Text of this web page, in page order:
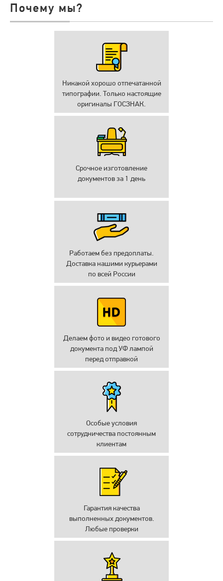
Почему мы?
Никакой хорошо отпечатанной
типографии. Только настоящие
оригиналы ГОСЗНАК.
Срочное изготовление
документов за 1 день
Работаем без предоплаты.
Доставка нашими курьерами
по всей России
Делаем фото и видео готового
документа под УФ лампой
перед отправкой
Особые условия
сотрудничества постоянным
клиентам
Гарантия качества
выполненных документов.
Любые проверки